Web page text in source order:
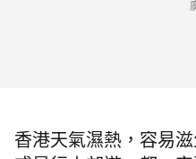
香港天氣濕熱，容易